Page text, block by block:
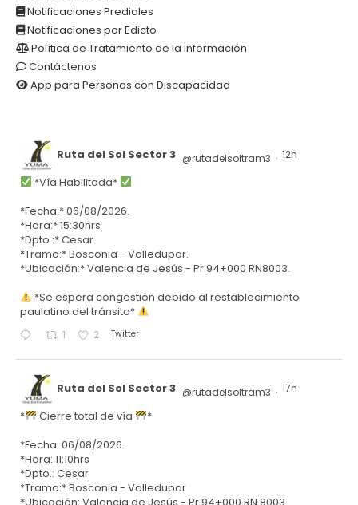
Notificaciones Prediales
Notificaciones por Edicto
Política de Tratamiento de la Información
Contáctenos
App para Personas con Discapacidad
Ruta del Sol Sector 3 @rutadelsoltram3 · 12h
*Vía Habilitada*
*Fecha:* 06/08/2026.
*Hora:* 15:30hrs
*Dpto.:* Cesar.
*Tramo:* Bosconia - Valledupar.
*Ubicación:* Valencia de Jesús - Pr 94+000 RN8003.
*Se espera congestión debido al restablecimiento
paulatino del tránsito*
1 2 Twitter
Ruta del Sol Sector 3 @rutadelsoltram3 · 17h
* Cierre total de vía
*
*Fecha: 06/08/2026.
*Hora: 11:10hrs
*Dpto.: Cesar
*Tramo:* Bosconia - Valledupar